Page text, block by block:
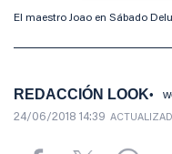
El maestro Joao en Sábado
REDACCIÓN LOOK
24/06/2018 14:39